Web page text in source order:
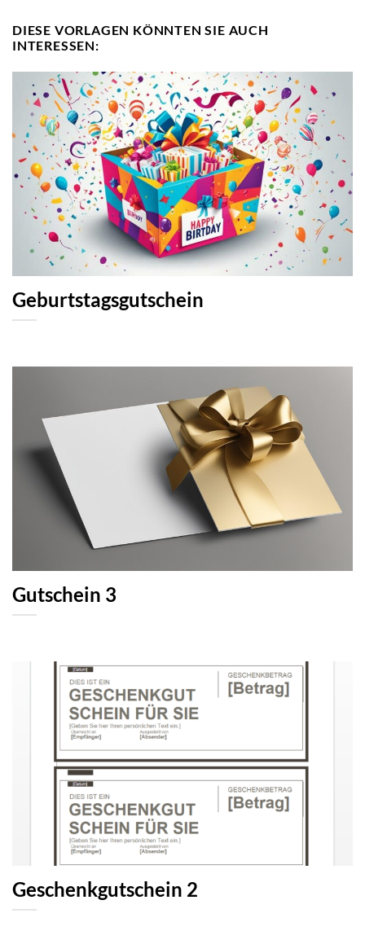
DIESE VORLAGEN KÖNNTEN SIE AUCH
INTERESSEN:
Geburtstagsgutschein
Gutschein 3
Geschenkgutschein 2